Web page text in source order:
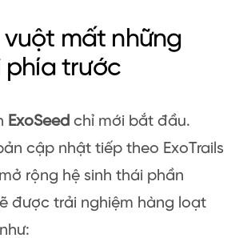
mất những
phía trước
ExoSeed chỉ mới bắt đầu.
cập nhật tiếp theo ExoTrails
rộng hệ sinh thái phần
được trải nghiệm hàng loạt